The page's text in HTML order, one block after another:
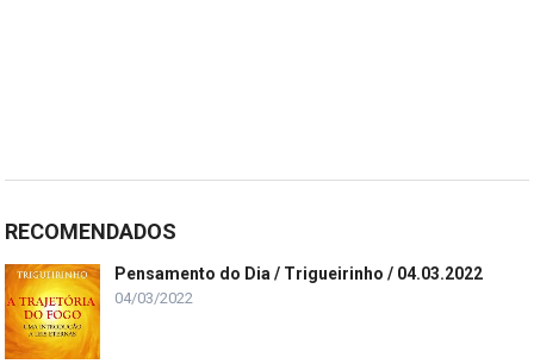
RECOMENDADOS
Pensamento do Dia / Trigueirinho / 04.03.2022
04/03/2022